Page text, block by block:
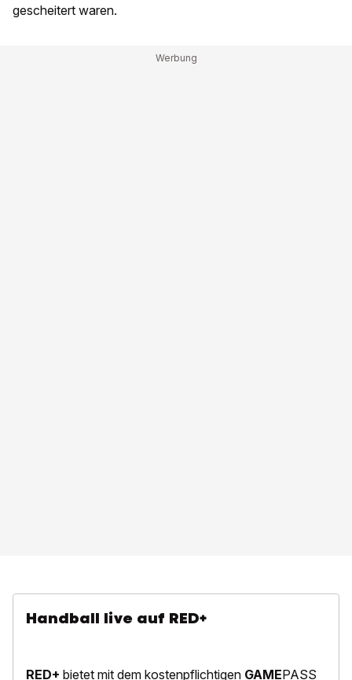
gescheitert waren.
Handball live auf RED+
RED+ bietet mit dem kostenpflichtigen GAMEPASS